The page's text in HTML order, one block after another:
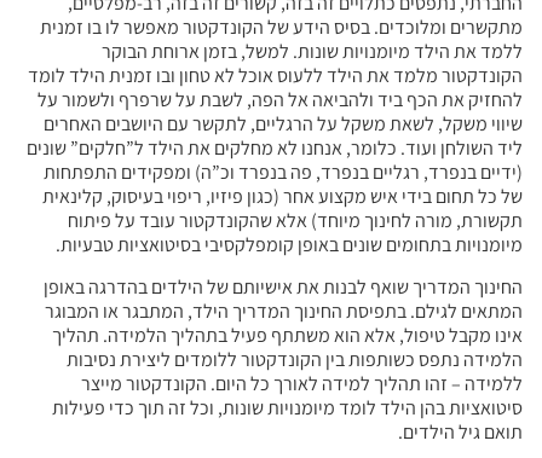
מתקשרים ומלוכדים. בסיס הידע של הקונדקטור מאפשר לו בו זמנית
ללמד את הילד מיומנויות שונות. למשל, בזמן ארוחת הבוקר
הקונדקטור מלמד את הילד ללעוס אוכל לא טחון ובו זמנית הילד לומד
להחזיק את הכף ביד ולהביאה אל הפה, לשבת על שרפרף ולשמור על
שיווי משקל, לשאת משקל על הרגליים, לתקשר עם היושבים האחרים
ליד השולחן ועוד. כלומר, אנחנו לא מחלקים את הילד ל”חלקים” שונים
(ידיים בנפרד, רגליים בנפרד, פה בנפרד וכ”ה) ומפקידים התפתחות
של כל תחום בידי איש מקצוע אחר (כגון פיזיו, ריפוי בעיסוק, קלינאית
תקשורת, מורה לחינוך מיוחד) אלא שהקונדקטור עובד על פיתוח
מיומנויות בתחומים שונים באופן קומפלקסיבי בסיטואציות טבעיות.
החינוך המדריך שואף לבנות את אישיותם של הילדים בהדרגה באופן
המתאים לגילם. בתפיסת החינוך המדריך הילד, המתבגר או המבוגר
אינו מקבל טיפול, אלא הוא משתתף פעיל בתהליך הלמידה. תהליך
הלמידה נתפס כשותפות בין הקונדקטור ללומדים ליצירת נסיבות
ללמידה – זהו תהליך למידה לאורך כל היום. הקונדקטור מייצר
סיטואציות בהן הילד לומד מיומנויות שונות, וכל זה תוך כדי פעילות
תואם גיל הילדים.